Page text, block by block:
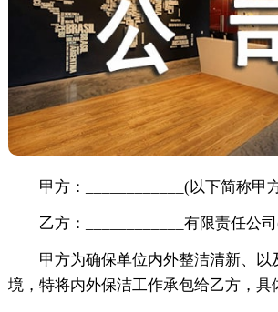
甲方：____________(以下简称甲
乙方：____________有限责任公司
甲方为确保单位内外整洁清新、以
境，特将内外保洁工作承包给乙方，具